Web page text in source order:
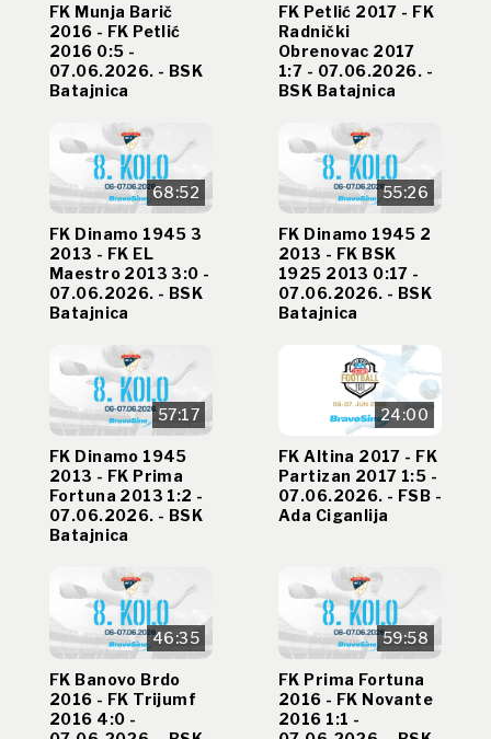
FK Munja Barič
2016 - FK Petlić
2016 0:5 -
07.06.2026. - BSK
Batajnica
FK Petlić 2017 - FK
Radnički
Obrenovac 2017
1:7 - 07.06.2026. -
BSK Batajnica
68:52
FK Dinamo 1945 3
2013 - FK EL
Maestro 2013 3:0 -
07.06.2026. - BSK
Batajnica
55:26
FK Dinamo 1945 2
2013 - FK BSK
1925 2013 0:17 -
07.06.2026. - BSK
Batajnica
57:17
FK Dinamo 1945
2013 - FK Prima
Fortuna 2013 1:2 -
07.06.2026. - BSK
Batajnica
24:00
FK Altina 2017 - FK
Partizan 2017 1:5 -
07.06.2026. - FSB -
Ada Ciganlija
46:35
FK Banovo Brdo
2016 - FK Trijumf
2016 4:0 -
59:58
FK Prima Fortuna
2016 - FK Novante
2016 1:1 -